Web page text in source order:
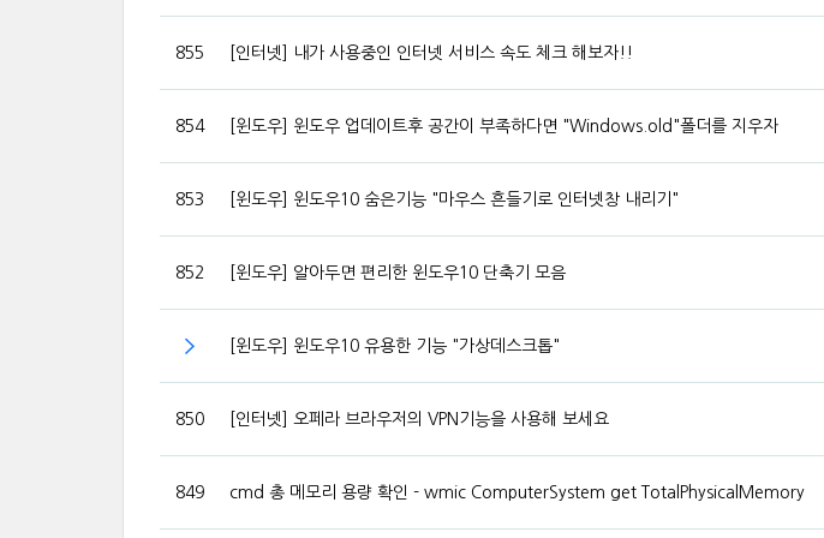
855 [인터넷] 내가 사용중인 인터넷 서비스 속도 체크 해보자!!
854 [윈도우] 윈도우 업데이트후 공간이 부족하다면 "Windows.old"폴더를 지우자
853 [윈도우] 윈도우10 숨은기능 "마우스 흔들기로 인터넷창 내리기"
852 [윈도우] 알아두면 편리한 윈도우10 단축기 모음
[윈도우] 윈도우10 유용한 기능 "가상데스크톱"
850 [인터넷] 오페라 브라우저의 VPN기능을 사용해 보세요
849 cmd 총 메모리 용량 확인 - wmic ComputerSystem get TotalPhysicalMemory